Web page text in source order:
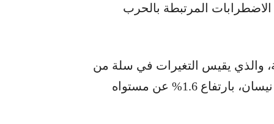
المرتبطة بالحرب
والذي يقيس التغيرات في سلة من
السلع الغذائية المتداولة عالمياً، 130.7 نقطة في نيسان، بارتفاع 1.6% عن مستواه